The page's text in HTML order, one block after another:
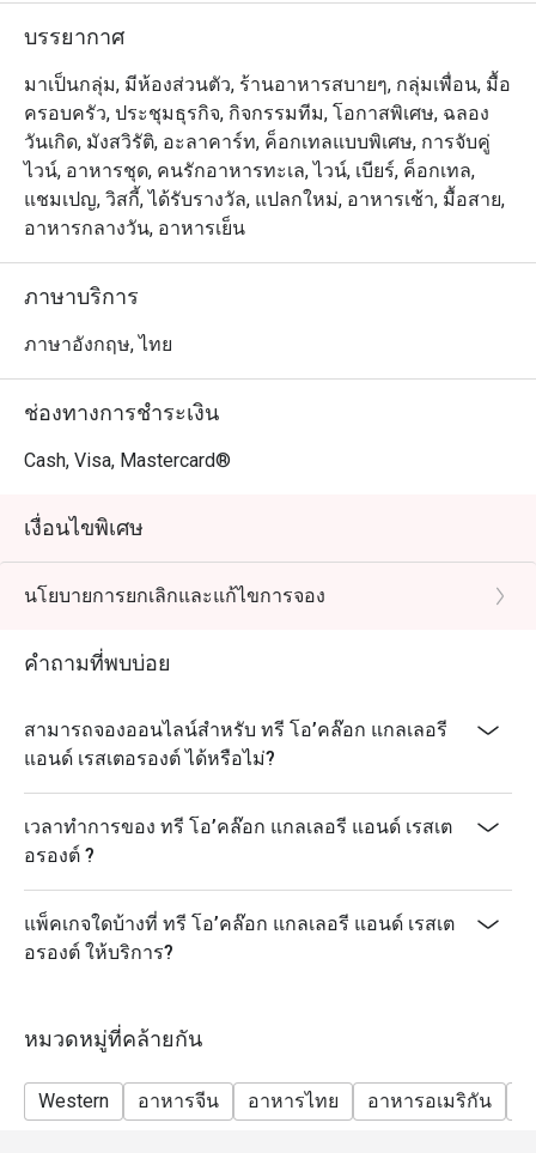
บรรยากาศ
มาเป็นกลุ่ม, มีห้องส่วนตัว, ร้านอาหารสบายๆ, กลุ่มเพื่อน, มื้อ
ครอบครัว, ประชุมธุรกิจ, กิจกรรมทีม, โอกาสพิเศษ, ฉลอง
วันเกิด, มังสวิรัติ, อะลาคาร์ท, ค็อกเทลแบบพิเศษ, การจับคู่
ไวน์, อาหารชุด, คนรักอาหารทะเล, ไวน์, เบียร์, ค็อกเทล,
แชมเปญ, วิสกี้, ได้รับรางวัล, แปลกใหม่, อาหารเช้า, มื้อสาย,
อาหารกลางวัน, อาหารเย็น
ภาษาบริการ
ภาษาอังกฤษ, ไทย
ช่องทางการชำระเงิน
Cash, Visa, Mastercard®
เงื่อนไขพิเศษ
นโยบายการยกเลิกและแก้ไขการจอง
คำถามที่พบบ่อย
สามารถจองออนไลน์สำหรับ ทรี โอ’คล๊อก แกลเลอรี
แอนด์ เรสเตอรองต์ ได้หรือไม่?
เวลาทำการของ ทรี โอ’คล๊อก แกลเลอรี แอนด์ เรสเต
อรองต์ ?
แพ็คเกจใดบ้างที่ ทรี โอ’คล๊อก แกลเลอรี แอนด์ เรสเต
อรองต์ ให้บริการ?
หมวดหมู่ที่คล้ายกัน
Western อาหารจีน อาหารไทย อาหารอเมริกัน